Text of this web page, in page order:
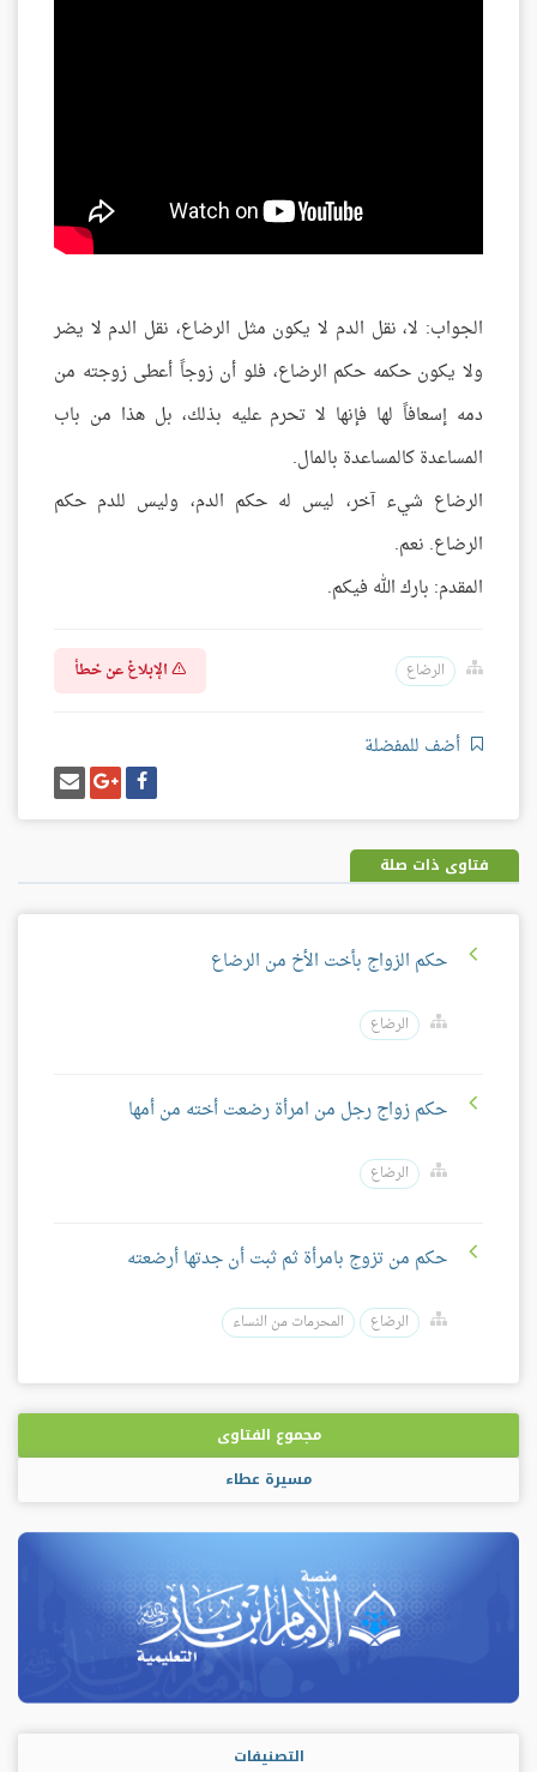
الجواب: لا، نقل الدم لا يكون مثل الرضاع، نقل الدم لا يضر
ولا يكون حكمه حكم الرضاع، فلو أن زوجاً أعطى زوجته من
دمه إسعافاً لها فإنها لا تحرم عليه بذلك، بل هذا من باب
المساعدة كالمساعدة بالمال.
الرضاع شيء آخر، ليس له حكم الدم، وليس للدم حكم
الرضاع. نعم.
المقدم: بارك الله فيكم.
الرضاع الإبلاغ عن خطأ
أضف للمفضلة
شارك
على
فيسبوك
شارك
على
غوغل
بلس
إرسل
إيميل
فتاوى ذات صلة
حكم الزواج بأخت الأخ من الرضاع
الرضاع
حكم زواج رجل من امرأة رضعت أخته من أمها
الرضاع
حكم من تزوج بامرأة ثم ثبت أن جدتها أرضعته
الرضاع المحرمات من النساء
مجموع الفتاوى
مسيرة عطاء
التصنيفات